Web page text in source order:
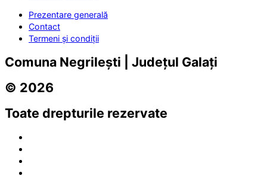
Prezentare generală
Contact
Termeni și condiții
Comuna Negrilești | Județul Galați
© 2026
Toate drepturile rezervate